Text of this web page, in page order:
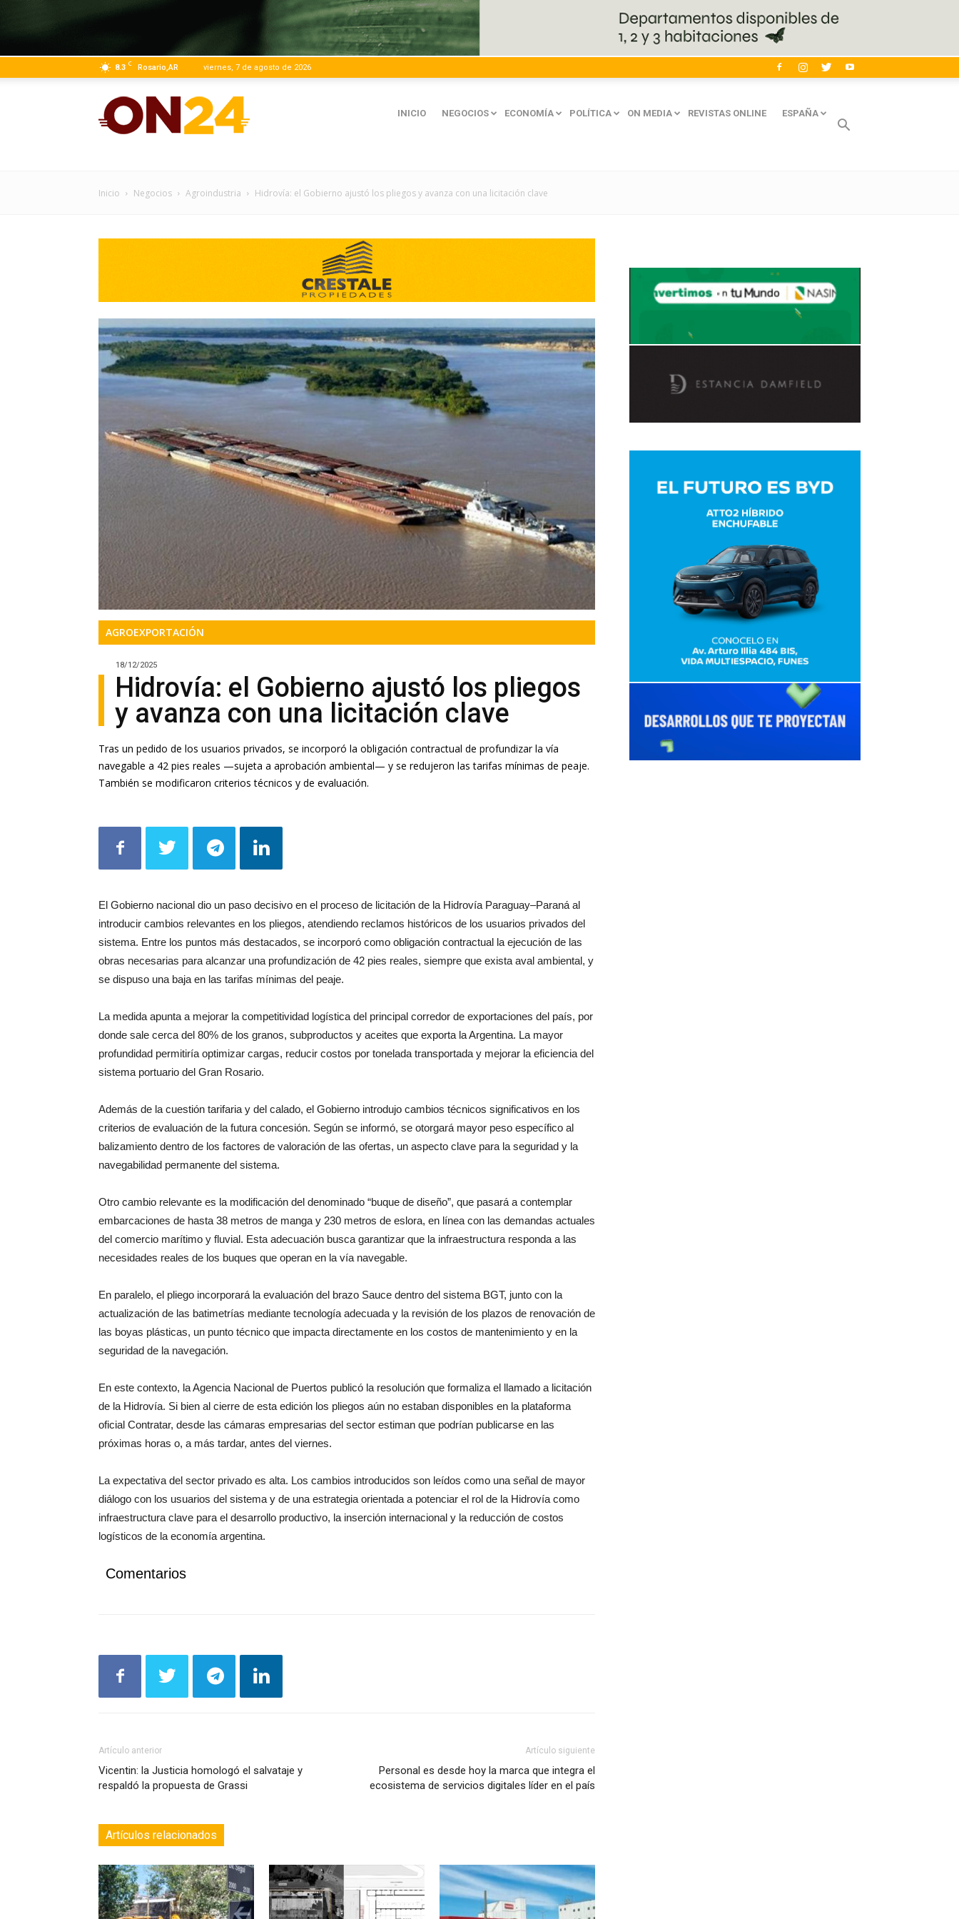
8.3 C Rosario,AR viernes, 7 de agosto de 2026
|
Información
Precisa.
en
serio
INICIO NEGOCIOS ECONOMÍA POLÍTICA ON MEDIA REVISTAS ONLINE ESPAÑA
Inicio Negocios Agroindustria Hidrovía: el Gobierno ajustó los pliegos y avanza con una licitación clave
AGROEXPORTACIÓN
18/12/2025
Hidrovía: el Gobierno ajustó los pliegos
y avanza con una licitación clave
Tras un pedido de los usuarios privados, se incorporó la obligación contractual de profundizar la vía
navegable a 42 pies reales —sujeta a aprobación ambiental— y se redujeron las tarifas mínimas de peaje.
También se modificaron criterios técnicos y de evaluación.
El Gobierno nacional dio un paso decisivo en el proceso de licitación de la Hidrovía Paraguay–Paraná al
introducir cambios relevantes en los pliegos, atendiendo reclamos históricos de los usuarios privados del
sistema. Entre los puntos más destacados, se incorporó como obligación contractual la ejecución de las
obras necesarias para alcanzar una profundización de 42 pies reales, siempre que exista aval ambiental, y
se dispuso una baja en las tarifas mínimas del peaje.
La medida apunta a mejorar la competitividad logística del principal corredor de exportaciones del país, por
donde sale cerca del 80% de los granos, subproductos y aceites que exporta la Argentina. La mayor
profundidad permitiría optimizar cargas, reducir costos por tonelada transportada y mejorar la eficiencia del
sistema portuario del Gran Rosario.
Además de la cuestión tarifaria y del calado, el Gobierno introdujo cambios técnicos significativos en los
criterios de evaluación de la futura concesión. Según se informó, se otorgará mayor peso específico al
balizamiento dentro de los factores de valoración de las ofertas, un aspecto clave para la seguridad y la
navegabilidad permanente del sistema.
Otro cambio relevante es la modificación del denominado “buque de diseño”, que pasará a contemplar
embarcaciones de hasta 38 metros de manga y 230 metros de eslora, en línea con las demandas actuales
del comercio marítimo y fluvial. Esta adecuación busca garantizar que la infraestructura responda a las
necesidades reales de los buques que operan en la vía navegable.
En paralelo, el pliego incorporará la evaluación del brazo Sauce dentro del sistema BGT, junto con la
actualización de las batimetrías mediante tecnología adecuada y la revisión de los plazos de renovación de
las boyas plásticas, un punto técnico que impacta directamente en los costos de mantenimiento y en la
seguridad de la navegación.
En este contexto, la Agencia Nacional de Puertos publicó la resolución que formaliza el llamado a licitación
de la Hidrovía. Si bien al cierre de esta edición los pliegos aún no estaban disponibles en la plataforma
oficial Contratar, desde las cámaras empresarias del sector estiman que podrían publicarse en las
próximas horas o, a más tardar, antes del viernes.
La expectativa del sector privado es alta. Los cambios introducidos son leídos como una señal de mayor
diálogo con los usuarios del sistema y de una estrategia orientada a potenciar el rol de la Hidrovía como
infraestructura clave para el desarrollo productivo, la inserción internacional y la reducción de costos
logísticos de la economía argentina.
Comentarios
Artículo anterior
Vicentin: la Justicia homologó el salvataje y
respaldó la propuesta de Grassi
Artículo siguiente
Personal es desde hoy la marca que integra el
ecosistema de servicios digitales líder en el país
Artículos relacionados